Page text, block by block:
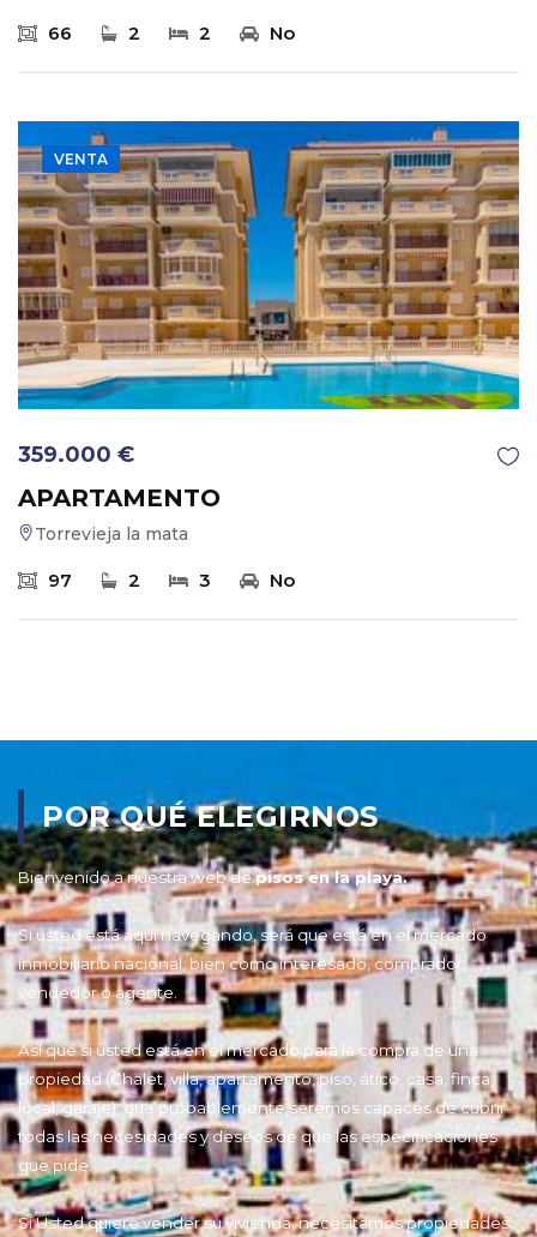
66 2 2 No
VENTA
359.000 €
APARTAMENTO
Torrevieja la mata
97 2 3 No
POR QUÉ ELEGIRNOS
Bienvenido a nuestra web depisos en la playa.
Si usted está aquí navegando, será que está en el mercado
inmobiliario nacional, bien como interesado, comprador,
vendedor o agente.
Así que si usted está en el mercado para la compra de una
propiedad (Chalet, villa, apartamento, piso, ático, casa, finca,
local, garaje), que probablemente seremos capaces de cubrir
todas las necesidades y deseos de que las especificaciones
que pide.
Si Usted quiere vender su vivienda, necesitamos propiedades